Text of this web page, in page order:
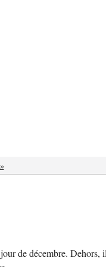
de décembre.